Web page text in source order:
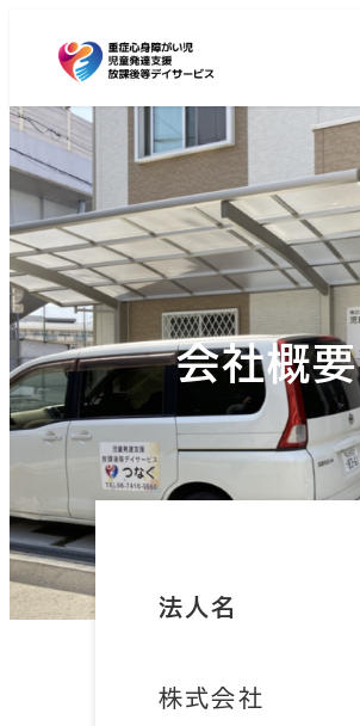
会社概要
法人名
株式会社